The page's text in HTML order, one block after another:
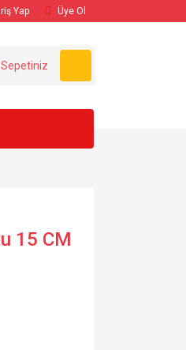
Yap Üye Ol
Sepetiniz
15 CM